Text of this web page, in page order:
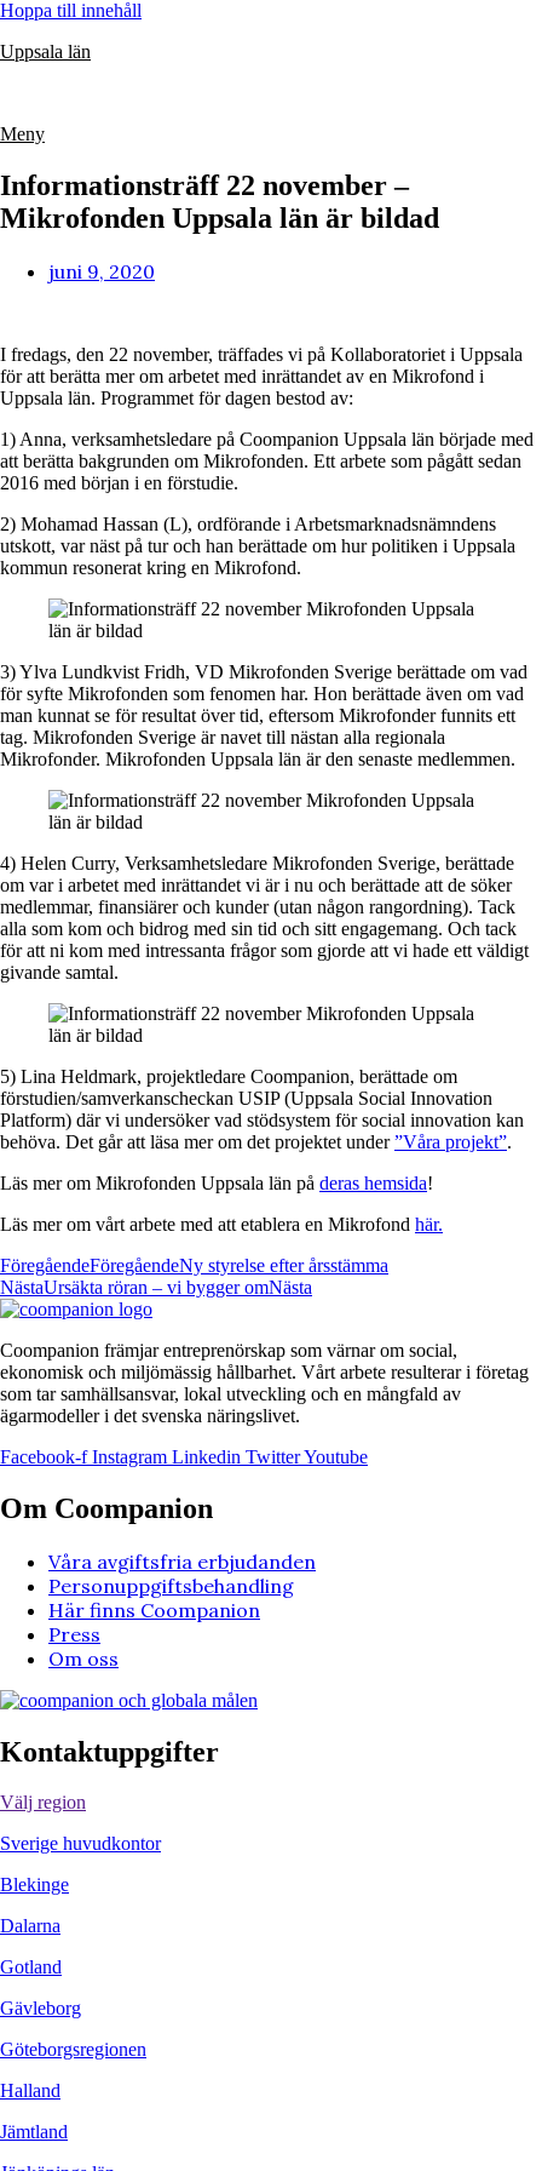
Hoppa till innehåll
Uppsala län
Meny
Informationsträff 22 november –
Mikrofonden Uppsala län är bildad
juni 9, 2020
I fredags, den 22 november, träffades vi på Kollaboratoriet i Uppsala
för att berätta mer om arbetet med inrättandet av en Mikrofond i
Uppsala län. Programmet för dagen bestod av:
1) Anna, verksamhetsledare på Coompanion Uppsala län började med
att berätta bakgrunden om Mikrofonden. Ett arbete som pågått sedan
2016 med början i en förstudie.
2) Mohamad Hassan (L), ordförande i Arbetsmarknadsnämndens
utskott, var näst på tur och han berättade om hur politiken i Uppsala
kommun resonerat kring en Mikrofond.
3) Ylva Lundkvist Fridh, VD Mikrofonden Sverige berättade om vad
för syfte Mikrofonden som fenomen har. Hon berättade även om vad
man kunnat se för resultat över tid, eftersom Mikrofonder funnits ett
tag. Mikrofonden Sverige är navet till nästan alla regionala
Mikrofonder. Mikrofonden Uppsala län är den senaste medlemmen.
4) Helen Curry, Verksamhetsledare Mikrofonden Sverige, berättade
om var i arbetet med inrättandet vi är i nu och berättade att de söker
medlemmar, finansiärer och kunder (utan någon rangordning). Tack
alla som kom och bidrog med sin tid och sitt engagemang. Och tack
för att ni kom med intressanta frågor som gjorde att vi hade ett väldigt
givande samtal.
5) Lina Heldmark, projektledare Coompanion, berättade om
förstudien/samverkanscheckan USIP (Uppsala Social Innovation
Platform) där vi undersöker vad stödsystem för social innovation kan
behöva. Det går att läsa mer om det projektet under”Våra projekt”.
Läs mer om Mikrofonden Uppsala län på deras hemsida!
Läs mer om vårt arbete med att etablera en Mikrofond här.
FöregåendeFöregåendeNy styrelse efter årsstämma
NästaUrsäkta röran – vi bygger omNästa
Coompanion främjar entreprenörskap som värnar om social,
ekonomisk och miljömässig hållbarhet. Vårt arbete resulterar i företag
som tar samhällsansvar, lokal utveckling och en mångfald av
ägarmodeller i det svenska näringslivet.
Facebook-f Instagram Linkedin TwitterYoutube
Om Coompanion
Våra avgiftsfria erbjudanden
Personuppgiftsbehandling
Här finns Coompanion
Press
Om oss
Kontaktuppgifter
Välj region
Sverige huvudkontor
Blekinge
Dalarna
Gotland
Gävleborg
Göteborgsregionen
Halland
Jämtland